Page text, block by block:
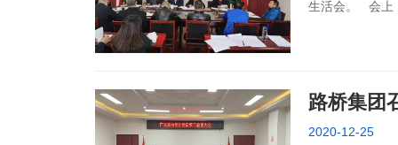
生活会。 会上
路桥集团
2020-12-25